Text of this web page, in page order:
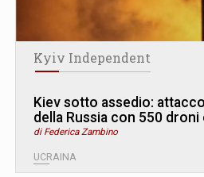
Kyiv Independent
Kiev sotto assedio:
della Russia con 550 droni
di Federica Zambino
UCRAINA